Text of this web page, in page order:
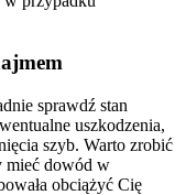
sprawdź stan
uszkodzenia,
szyb. Warto zrobić
mieć dowód w
obciążyć Cię